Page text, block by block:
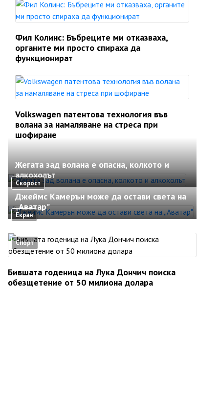
Фил Колинс: Бъбреците ми отказваха,
органите ми просто спираха да
функционират
Volkswagen патентова технология във
волана за намаляване на стреса при
шофиране
Скорост
Жегата зад волана е опасна, колкото и
алкохолът
Екран
Джеймс Камерън може да остави света на
„Аватар"
Спорт
Бившата годеница на Лука Дончич поиска
обезщетение от 50 милиона долара